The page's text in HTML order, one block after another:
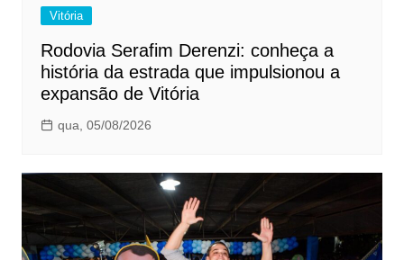
Vitória
Rodovia Serafim Derenzi: conheça a
história da estrada que impulsionou a
expansão de Vitória
qua, 05/08/2026